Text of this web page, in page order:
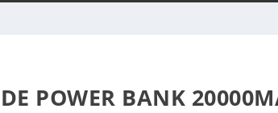
POWER BANK